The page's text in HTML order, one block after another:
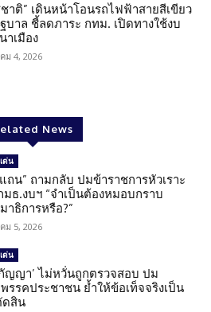
าติ” เดินหน้าโอนรถไฟฟ้าสายสีเขียว
บาล ชี้ลดภาระ กทม. เปิดทางใช้งบ
เมือง
ม 4, 2026
News
ด่น
ถน” ถามกลับ ปมข้าราชการหัวเราะ
มธ.งบฯ “จำเป็นต้องหมอบกราบ
าธิการหรือ?”
ม 5, 2026
ด่น
ญญา’ ไม่หวั่นถูกตรวจสอบ ปม
รรคประชาชน ย้ำให้ข้อเท็จจริงเป็น
ดสิน